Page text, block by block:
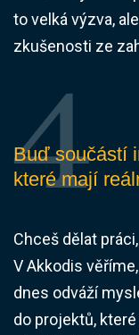
to velká výzva,
zkušenosti ze
Buď součástí
které mají
Chceš dělat
V Akkodis
dnes odváží
do projektů,